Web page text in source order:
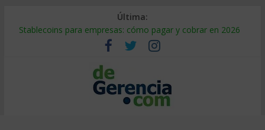
Última:
Stablecoins para empresas: cómo pagar y cobrar en 2026
Despido silencioso: qué es y por qué sale tan caro
IA en selección de personal: cómo auditarla a tiempo
Trabajo forzoso en la cadena de suministro: qué hacer
Mercado hispano de EE. UU.: cómo segmentarlo y venderle